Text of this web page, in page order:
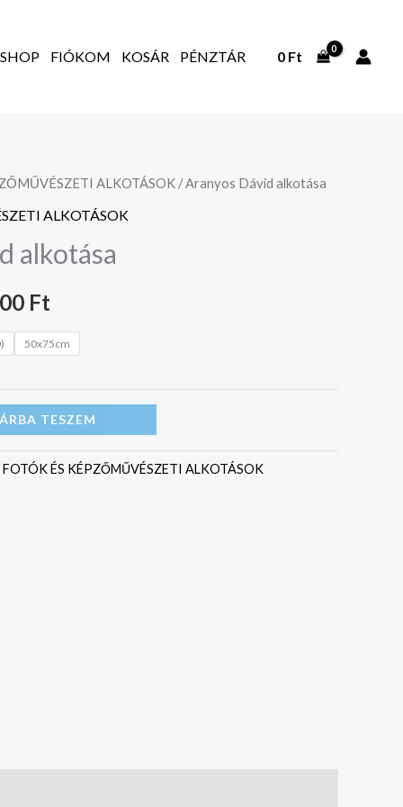
FIÓKOM KOSÁR PÉNZTÁR 0 Ft
ALKOTÁSOK / Aranyos Dávid alkotása
ALKOTÁSOK
alkotása
Ft
Ártartomány:
20.000 Ft
-
35.000 Ft
50x75cm
TESZEM
FOTÓK ÉS KÉPZŐMŰVÉSZETI ALKOTÁSOK